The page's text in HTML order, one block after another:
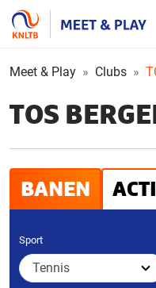
Service
menu
Meet & Play Clubs
TOS
BANEN
Sport